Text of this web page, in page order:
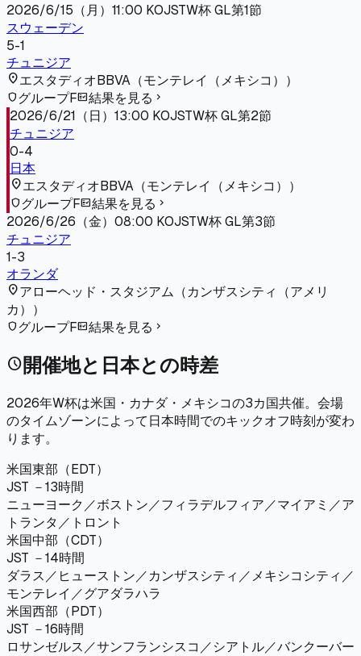
2026/6/15（月） 11:00 KOJSTW杯 GL第1節
スウェーデン
5-1
チュニジア
location_onエスタディオBBVA （モンテレイ（メキシコ） ）
shieldグループFfact_check結果を見る chevron_right
2026/6/21（日） 13:00 KOJSTW杯 GL第2節
チュニジア
0-4
日本
location_onエスタディオBBVA （モンテレイ（メキシコ） ）
shieldグループFfact_check結果を見る chevron_right
2026/6/26（金） 08:00 KOJSTW杯 GL第3節
チュニジア
1-3
オランダ
location_onアローヘッド・スタジアム （カンザスシティ（アメリ
カ） ）
shieldグループFfact_check結果を見る chevron_right
schedule開催地と日本との時差
2026年W杯は米国・カナダ・メキシコの3カ国共催。会場
のタイムゾーンによって日本時間でのキックオフ時刻が変わ
ります。
米国東部（EDT）
JST －13時間
ニューヨーク／ボストン／フィラデルフィア／マイアミ／ア
トランタ／トロント
米国中部（CDT）
JST －14時間
ダラス／ヒューストン／カンザスシティ／メキシコシティ／
モンテレイ／グアダラハラ
米国西部（PDT）
JST －16時間
ロサンゼルス／サンフランシスコ／シアトル／バンクーバー